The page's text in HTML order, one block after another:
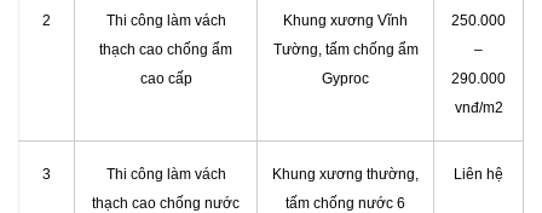
2
Thi công làm vách
thạch cao chống ẩm
cao cấp
Khung xương Vĩnh
Tường, tấm chống ẩm
Gyproc
250.000
–
290.000
vnđ/m2
3
Thi công làm vách
thạch cao chống nước
Khung xương thường,
tấm chống nước 6
Liên hệ